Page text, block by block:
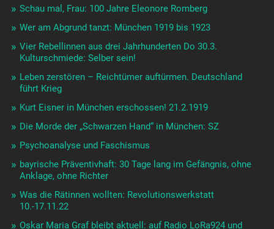
Schau mal, Frau: 100 Jahre Eleonore Romberg
Wer am Abgrund tanzt: München 1919 bis 1923
Vier Rebellinnen aus drei Jahrhunderten Do 30.3.
Kulturschmiede: Selber sein!
Leben zerstören – Reichtümer auftürmen. Deutschland
führt Krieg
Kurt Eisner in München erschossen! 21.2.1919
Die Morde der „Schwarzen Hand“ in München: SZ
Psychoanalyse und Faschismus
bayrische Präventivhaft: 30 Tage lang im Gefängnis, ohne
Anklage, ohne Richter
Was die Rätinnen wollten: Revolutionswerkstatt
10.-17.11.22
Oskar Maria Graf bleibt aktuell: auf Radio LoRa924 und